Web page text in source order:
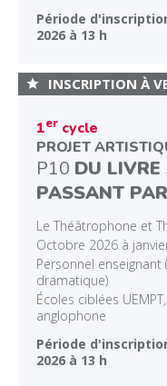
Période
2026 à 13 h
1er cycle
PROJET
P10 DU LIVRE
PASSANT
Le Théâtrophone et
Octobre 2026 à
Personnel
dramatique)
Écoles ciblées
anglophone
Période
2026 à 13 h
INSCRIPTION À